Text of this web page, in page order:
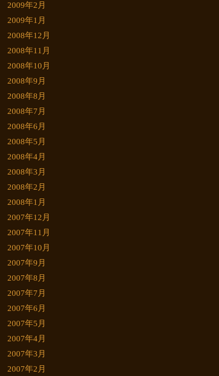
2009年2月
2009年1月
2008年12月
2008年11月
2008年10月
2008年9月
2008年8月
2008年7月
2008年6月
2008年5月
2008年4月
2008年3月
2008年2月
2008年1月
2007年12月
2007年11月
2007年10月
2007年9月
2007年8月
2007年7月
2007年6月
2007年5月
2007年4月
2007年3月
2007年2月